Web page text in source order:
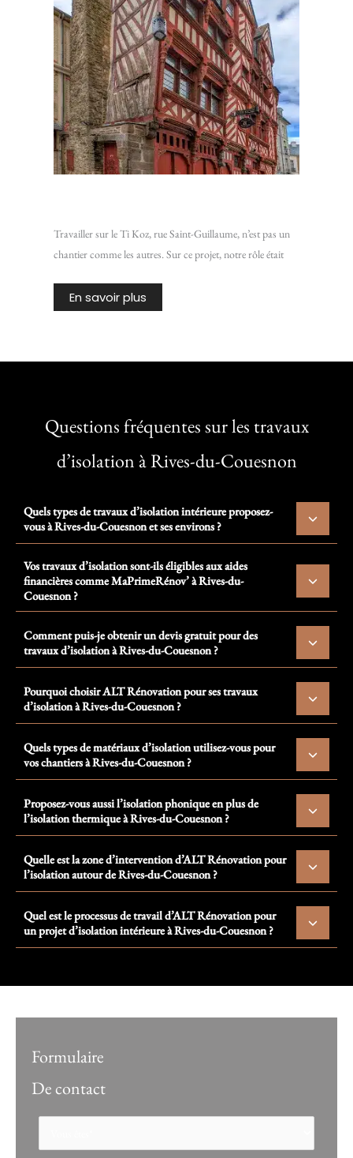
Travailler sur le Ti Koz, rue Saint-Guillaume, n’est pas un
chantier comme les autres. Sur ce projet, notre rôle était
En savoir plus
Questions fréquentes sur les travaux
d’isolation à Rives-du-Couesnon
Quels types de travaux d’isolation intérieure proposez-
vous à Rives-du-Couesnon et ses environs ?
Vos travaux d’isolation sont-ils éligibles aux aides
financières comme MaPrimeRénov’ à Rives-du-
Couesnon ?
Comment puis-je obtenir un devis gratuit pour des
travaux d’isolation à Rives-du-Couesnon ?
Pourquoi choisir ALT Rénovation pour ses travaux
d’isolation à Rives-du-Couesnon ?
Quels types de matériaux d’isolation utilisez-vous pour
vos chantiers à Rives-du-Couesnon ?
Proposez-vous aussi l’isolation phonique en plus de
l’isolation thermique à Rives-du-Couesnon ?
Quelle est la zone d’intervention d’ALT Rénovation pour
l’isolation autour de Rives-du-Couesnon ?
Quel est le processus de travail d’ALT Rénovation pour
un projet d’isolation intérieure à Rives-du-Couesnon ?
Formulaire
De contact
simple